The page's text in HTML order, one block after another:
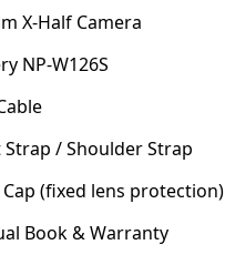
X-Half Camera
NP-W126S
Strap / Shoulder Strap
Cap (fixed lens protection)
Book & Warranty